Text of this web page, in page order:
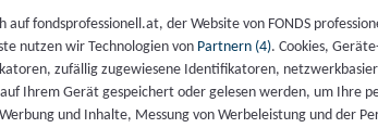
auf fondsprofessionell.at, der Website von FONDS
nutzen wir Technologien von Partnern (4). Cookies,
zufällig zugewiesene Identifikatoren,
Ihrem Gerät gespeichert oder gelesen werden, um Ihre
und Inhalte, Messung von Werbeleistung und der